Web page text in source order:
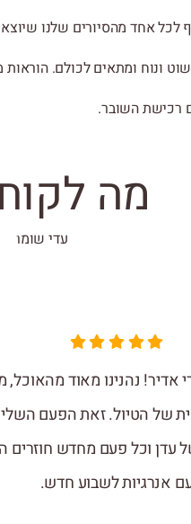
אחד מהסיורים שלנו
ונוח ומתאים לכולם.
רכישת השובר.
מה
אדיר! נהנינו מאוד
של הטיול. זאת הפעם
עדן וכל פעם מחדש חוזרים
אנרגיות לשבוע חדש.